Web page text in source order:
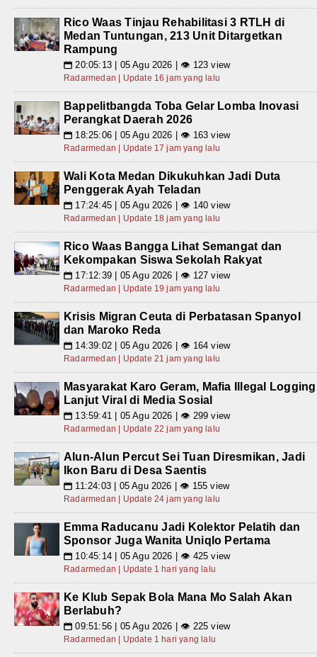
Rico Waas Tinjau Rehabilitasi 3 RTLH di
Medan Tuntungan, 213 Unit Ditargetkan
Rampung
📅 20:05:13 | 05 Agu 2026 | 👁 123 view
Radarmedan | Update 16 jam yang lalu
Bappelitbangda Toba Gelar Lomba Inovasi
Perangkat Daerah 2026
📅 18:25:06 | 05 Agu 2026 | 👁 163 view
Radarmedan | Update 17 jam yang lalu
Wali Kota Medan Dikukuhkan Jadi Duta
Penggerak Ayah Teladan
📅 17:24:45 | 05 Agu 2026 | 👁 140 view
Radarmedan | Update 18 jam yang lalu
Rico Waas Bangga Lihat Semangat dan
Kekompakan Siswa Sekolah Rakyat
📅 17:12:39 | 05 Agu 2026 | 👁 127 view
Radarmedan | Update 19 jam yang lalu
Krisis Migran Ceuta di Perbatasan Spanyol
dan Maroko Reda
📅 14:39:02 | 05 Agu 2026 | 👁 164 view
Radarmedan | Update 21 jam yang lalu
Masyarakat Karo Geram, Mafia Illegal Logging
Lanjut Viral di Media Sosial
📅 13:59:41 | 05 Agu 2026 | 👁 299 view
Radarmedan | Update 22 jam yang lalu
Alun-Alun Percut Sei Tuan Diresmikan, Jadi
Ikon Baru di Desa Saentis
📅 11:24:03 | 05 Agu 2026 | 👁 155 view
Radarmedan | Update 24 jam yang lalu
Emma Raducanu Jadi Kolektor Pelatih dan
Sponsor Juga Wanita Uniqlo Pertama
📅 10:45:14 | 05 Agu 2026 | 👁 425 view
Radarmedan | Update 1 hari yang lalu
Ke Klub Sepak Bola Mana Mo Salah Akan
Berlabuh?
📅 09:51:56 | 05 Agu 2026 | 👁 225 view
Radarmedan | Update 1 hari yang lalu